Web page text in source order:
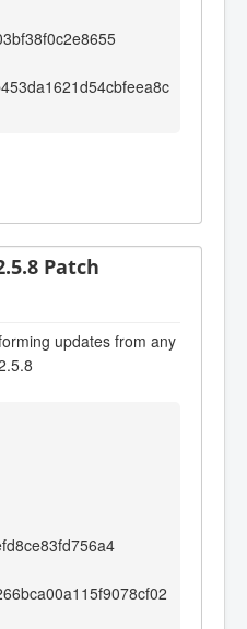
Patch
updates from any